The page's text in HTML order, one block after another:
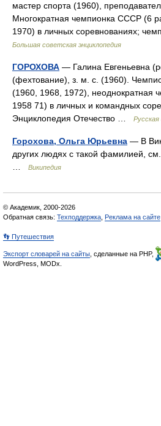
мастер спорта (1960),
Многократная чемпионка СССР (6
1970) в личных соревнованиях;
Большая советская энциклопедия
ГОРОХОВА — Галина Евгеньевна
(фехтование), з. м. с. (1960).
(1960, 1968, 1972), неоднократная
1958 71) в личных и командных
Энциклопедия Отечество …
Горохова, Ольга Юрьевна — В
других людях с такой фамилией,
Википедия
© Академик, 2000-2026
Обратная связь: Техподдержка Реклама на сайте
👣 Путешествия
Экспорт словарей на сайты , сделанные на PHP,
WordPress, MODx.